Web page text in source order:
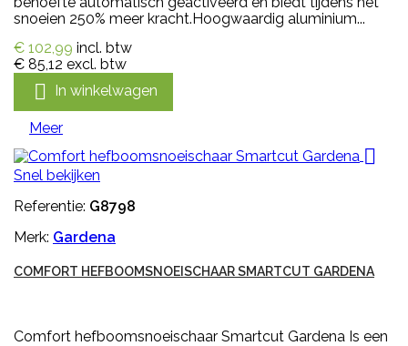
snoeien 250% meer kracht.Hoogwaardig aluminium...
€ 102,99 incl. btw
€ 85,12 excl. btw
 In winkelwagen
Meer

Snel bekijken
Referentie: G8798
Merk: Gardena
COMFORT HEFBOOMSNOEISCHAAR SMARTCUT GARDENA
Comfort hefboomsnoeischaar Smartcut Gardena Is een